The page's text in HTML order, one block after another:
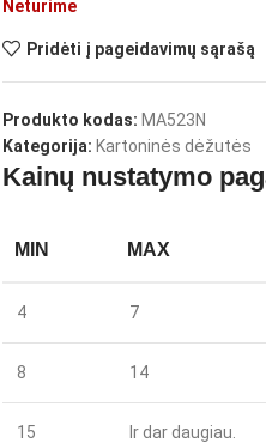
Neturime
Pridėti į pageidavimų sąrašą
Produkto kodas: MA523N
Kategorija: Kartoninės dėžutės
Kainų nustatymo
MIN MAX
4 7
8 14
15 Ir dar daugiau.